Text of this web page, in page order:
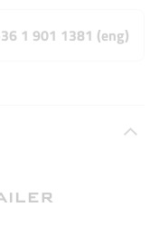
1 901 1381 (eng)